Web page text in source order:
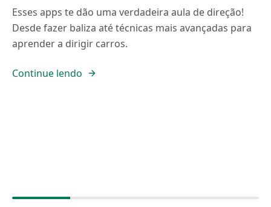
Esses apps te dão uma verdadeira aula de direção!
Desde fazer baliza até técnicas mais avançadas para
aprender a dirigir carros.
Continue lendo